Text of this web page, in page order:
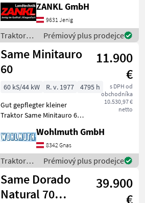
- 4-Zylindermotor -
Syncrongetriebe - mech.
Wendeschaltung - Lüftung
&
ZANKL GmbH
9631 Jenig
Traktory /
Same
Prémiový plus prodejce
Same Minitauro
60
11.900
€
s DPH od
obchodníka
10.530,97 €
netto
60 kS/44 kW R. v. 1977
4795 h
Gut gepflegter kleiner
Traktor Same Minitauro 60
Bstd. 25 km/h Pickerlfrei
Paragraph §57a Pohon:
Pohon všetkých kolies, ,
Stanovište rušňovodi
Wohlmuth GmbH
8342 Gnas
Traktory /
Same
Prémiový plus prodejce
Same Dorado
Natural 70
39.900
€